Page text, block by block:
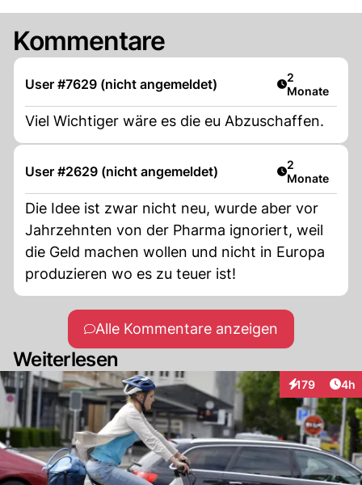
Kommentare
User #7629 (nicht angemeldet) Artikel
2
Monate
Viel Wichtiger wäre es die eu Abzuschaffen.
User #2629 (nicht angemeldet) Artikel
2
Monate
Die Idee ist zwar nicht neu, wurde aber vor
Jahrzehnten von der Pharma ignoriert, weil
die Geld machen wollen und nicht in Europa
produzieren wo es zu teuer ist!
Alle Kommentare anzeigen
Weiterlesen
179
Interaktionen
4h